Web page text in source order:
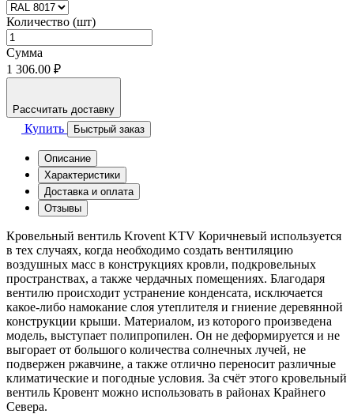
Количество (шт)
Сумма
1 306.00 ₽
Рассчитать доставку
Купить Быстрый заказ
Описание
Характеристики
Доставка и оплата
Отзывы
Кровельный вентиль Krovent KTV Коричневый используется
в тех случаях, когда необходимо создать вентиляцию
воздушных масс в конструкциях кровли, подкровельных
пространствах, а также чердачных помещениях. Благодаря
вентилю происходит устранение конденсата, исключается
какое-либо намокание слоя утеплителя и гниение деревянной
конструкции крыши. Материалом, из которого произведена
модель, выступает полипропилен. Он не деформируется и не
выгорает от большого количества солнечных лучей, не
подвержен ржавчине, а также отлично переносит различные
климатические и погодные условия. За счёт этого кровельный
вентиль Кровент можно использовать в районах Крайнего
Севера.